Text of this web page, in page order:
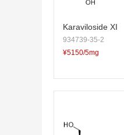
Karaviloside XI
934739-35-2
¥5150/5mg